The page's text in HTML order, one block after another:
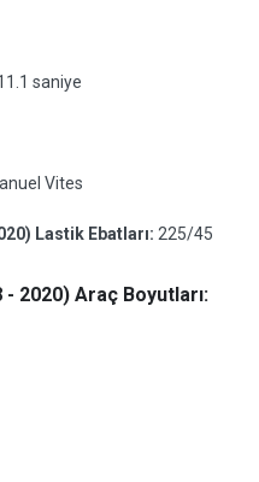
saniye
Vites
Lastik Ebatları: 225/45
- 2020) Araç Boyutları: